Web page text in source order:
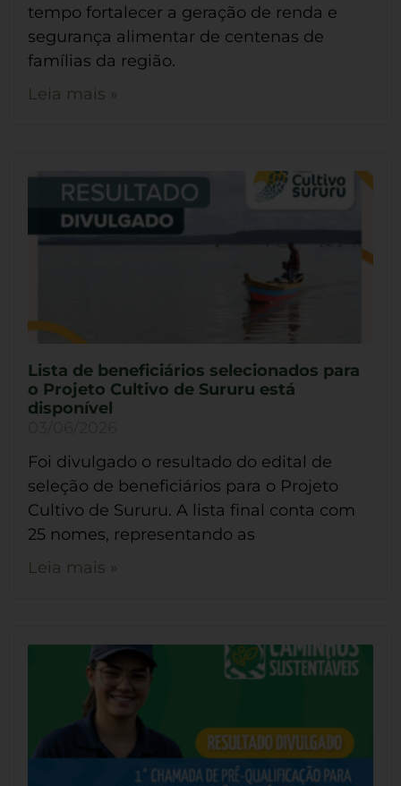
tempo fortalecer a geração de renda e
segurança alimentar de centenas de
famílias da região.
Leia mais »
Lista de beneficiários selecionados para
o Projeto Cultivo de Sururu está
disponível
Foi divulgado o resultado do edital de
seleção de beneficiários para o Projeto
Cultivo de Sururu. A lista final conta com
25 nomes, representando as
Leia mais »